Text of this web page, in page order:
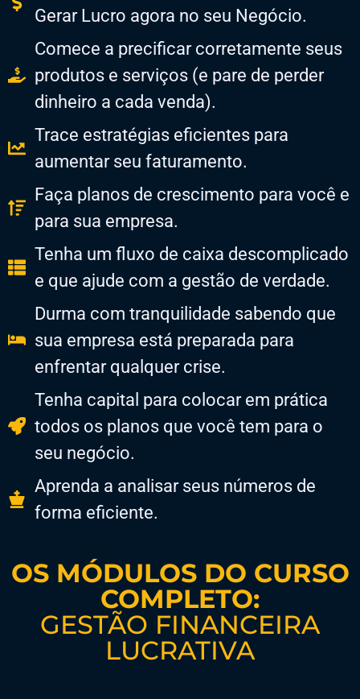
Gerar Lucro agora no seu Negócio.
Comece a precificar corretamente seus
produtos e serviços (e pare de perder
dinheiro a cada venda).
Trace estratégias eficientes para
aumentar seu faturamento.
Faça planos de crescimento para você e
para sua empresa.
​Tenha um fluxo de caixa descomplicado
e que ajude com a gestão de verdade.
​Durma com tranquilidade sabendo que
sua empresa está preparada para
enfrentar qualquer crise.
​Tenha capital para colocar em prática
todos os planos que você tem para o
seu negócio.
​Aprenda a analisar seus números de
forma eficiente.
OS MÓDULOS DO CURSO
COMPLETO:
GESTÃO FINANCEIRA
LUCRATIVA